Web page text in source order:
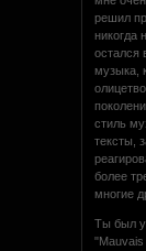
решил
никогда
остался
музыка,
стиль
тексты,
более
многие
Ты был